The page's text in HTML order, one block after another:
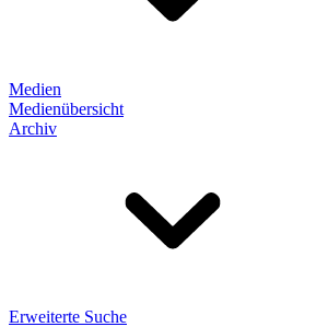
Medien
Medienübersicht
Archiv
Erweiterte Suche